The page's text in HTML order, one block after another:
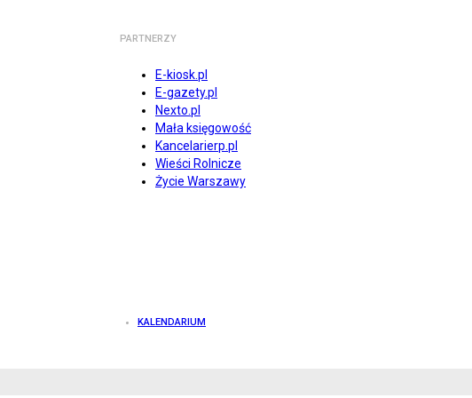
PARTNERZY
E-kiosk.pl
E-gazety.pl
Nexto.pl
Mała księgowość
Kancelarierp.pl
Wieści Rolnicze
Życie Warszawy
KALENDARIUM